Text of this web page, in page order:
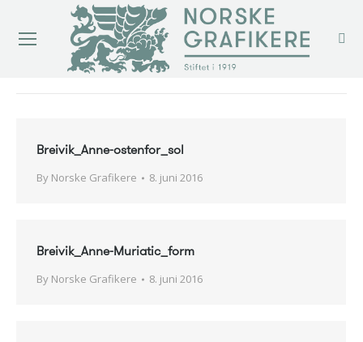
Breivik_Anne-ostenfor_sol
By Norske Grafikere 8. juni 2016
Breivik_Anne-Muriatic_form
By Norske Grafikere 8. juni 2016